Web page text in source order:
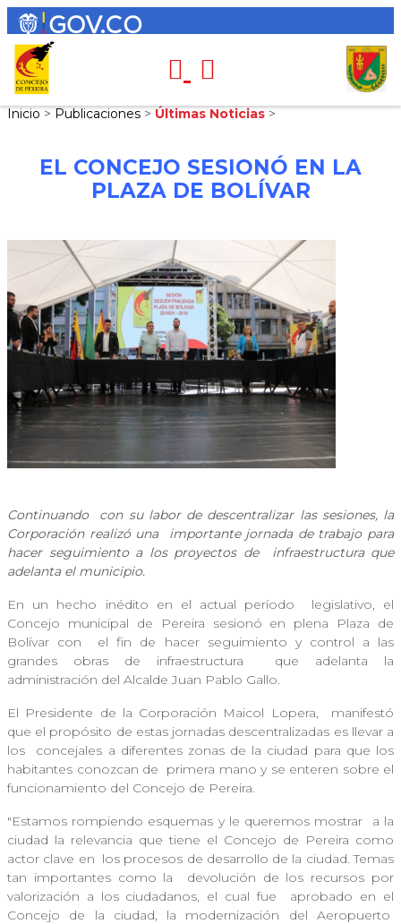
Inicio > Publicaciones > Últimas Noticias >
EL CONCEJO SESIONÓ EN LA
PLAZA DE BOLÍVAR
Continuando
con su labor de descentralizar las sesiones, la
Corporación realizó una
importante jornada de trabajo para
hacer seguimiento a los proyectos de
infraestructura que
adelanta el municipio.
En un hecho inédito en el actual período
legislativo, el
Concejo municipal de Pereira sesionó en plena Plaza de
Bolívar con
el fin de hacer seguimiento y control a las
grandes obras de infraestructura
que adelanta la
administración del Alcalde Juan Pablo Gallo.
El Presidente de la Corporación Maicol Lopera,
manifestó
que el propósito de estas jornadas descentralizadas es llevar a
los
concejales a diferentes zonas de la ciudad para que los
habitantes conozcan de
primera mano y se enteren sobre el
funcionamiento del Concejo de Pereira.
"Estamos rompiendo esquemas y le queremos mostrar
a la
ciudad la relevancia que tiene el Concejo de Pereira como
actor clave en los procesos de desarrollo de la ciudad. Temas
tan importantes como la
devolución de los recursos por
valorización a los ciudadanos, el cual fue
aprobado en el
Concejo de la ciudad, la modernización del Aeropuerto